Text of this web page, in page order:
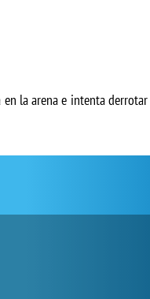
la arena e intenta